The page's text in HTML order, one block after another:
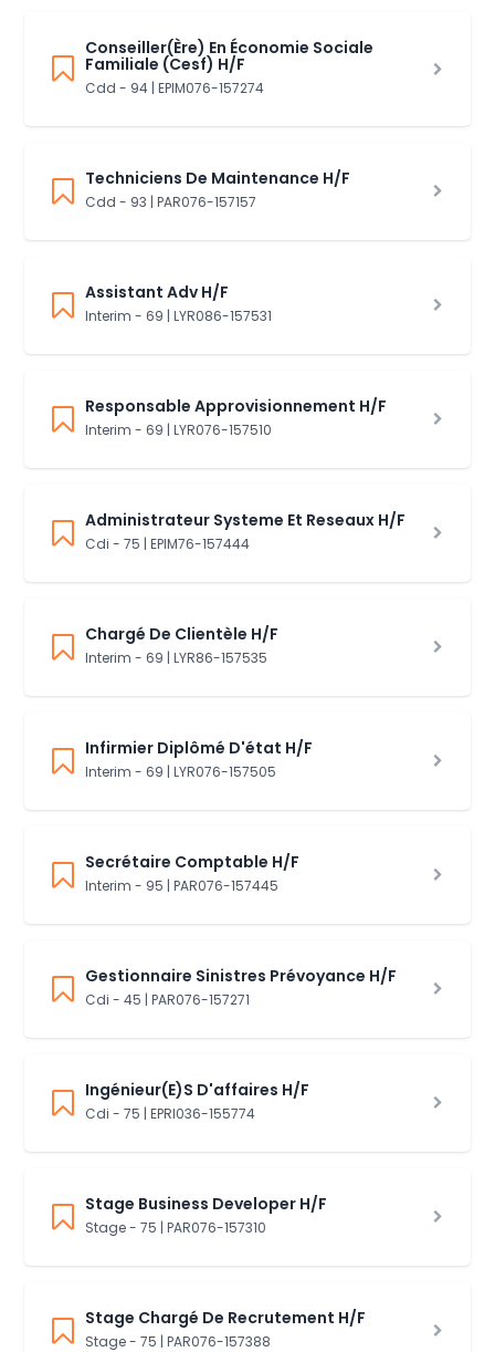
Conseiller(Ère) En Économie Sociale
Familiale (Cesf) H/F
Cdd - 94 | EPIM076-157274
Techniciens De Maintenance H/F
Cdd - 93 | PAR076-157157
Assistant Adv H/F
Interim - 69 | LYR086-157531
Responsable Approvisionnement H/F
Interim - 69 | LYR076-157510
Administrateur Systeme Et Reseaux H/F
Cdi - 75 | EPIM76-157444
Chargé De Clientèle H/F
Interim - 69 | LYR86-157535
Infirmier Diplômé D'état H/F
Interim - 69 | LYR076-157505
Secrétaire Comptable H/F
Interim - 95 | PAR076-157445
Gestionnaire Sinistres Prévoyance H/F
Cdi - 45 | PAR076-157271
Ingénieur(E)S D'affaires H/F
Cdi - 75 | EPRI036-155774
Stage Business Developer H/F
Stage - 75 | PAR076-157310
Stage Chargé De Recrutement H/F
Stage - 75 | PAR076-157388